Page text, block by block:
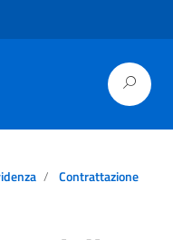
Contrattazione